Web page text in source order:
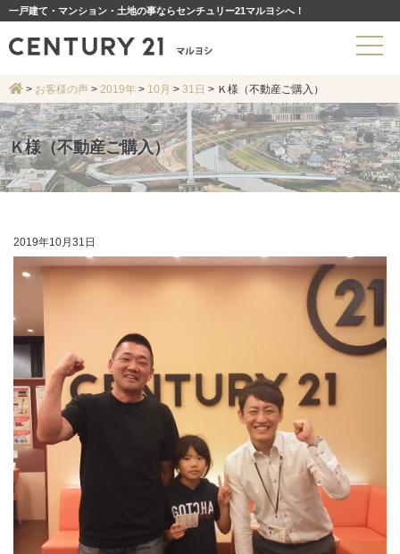
一戸建て・マンション・土地の事ならセンチュリー21マルヨシへ！
> お客様の声 >2019年 > 10月 >31日 > Ｋ様（不動産ご購入）
Ｋ様（不動産ご購入）
2019年10月31日